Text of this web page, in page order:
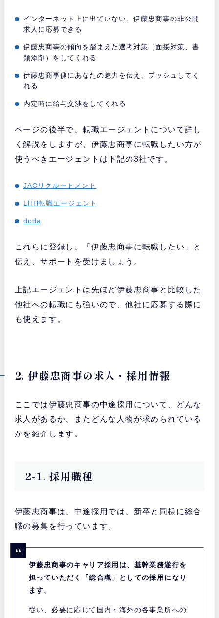
インターネット上に出ていない、伊藤忠商事の非公開
求人に応募できる
伊藤忠商事の傾向を踏まえた選考対策（面接対策、書
類添削）をしてくれる
伊藤忠商事側にあなたの魅力を伝え、プッシュしてく
れる
内定時に給与交渉をしてくれる
ページの後半で、転職エージェントについて詳し
く解説をしますが、伊藤忠商事に転職したい方が
使うべきエージェントは下記の3社です。
JACリクルートメント
LHH転職エージェント
doda
これらに登録し、「伊藤忠商事に転職したい」と
伝え、サポートを受けましょう。
上記エージェントは先ほど伊藤忠商事と比較した
他社への転職にも強いので、他社に応募する際に
も使えます。
2. 伊藤忠商事の求人・採用情報
ここでは伊藤忠商事の中途採用について、どんな
求人があるか、またどんな人物が求められている
かを紹介します。
2-1. 採用職種
伊藤忠商事は、中途採用では、新卒と同様に総合
職の募集を行っています。
伊藤忠商事のキャリア採用は、基幹業務遂行を
担っていただく「総合職」としての採用になり
ます。
従い、必要に応じて国内・海外の各事業所への